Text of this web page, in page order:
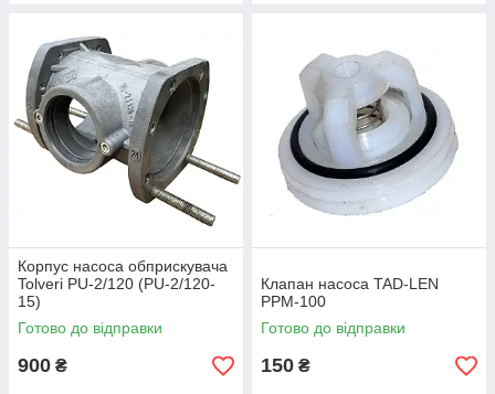
Корпус насоса обприскувача
Tolveri PU-2/120 (PU-2/120-
15)
Готово до відправки
900 ₴
Клапан насоса TAD-LEN
PPM-100
Готово до відправки
150 ₴